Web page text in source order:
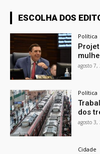
ESCOLHA DOS
Política
agosto 7,
Política
dos
agosto 3,
Cidade